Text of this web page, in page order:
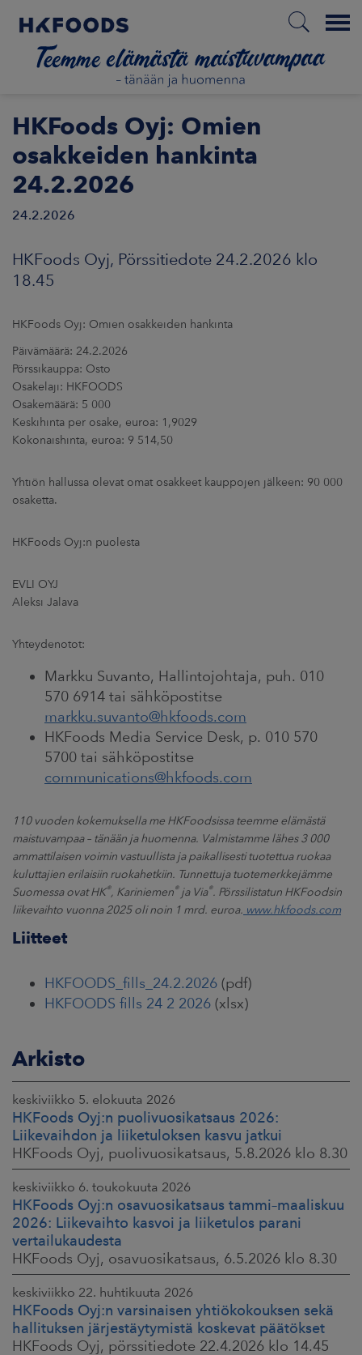
Menu
ETUSIVU
HKFoods Oyj: Omien
osakkeiden hankinta
24.2.2026
24.2.2026
HKFoods Oyj, Pörssitiedote 24.2.2026 klo
18.45
HKFoods Oyj: Omien osakkeiden hankinta
Päivämäärä: 24.2.2026
Pörssikauppa: Osto
Osakelaji: HKFOODS
Osakemäärä: 5 000
Keskihinta per osake, euroa: 1,9029
Kokonaishinta, euroa: 9 514,50
Yhtiön hallussa olevat omat osakkeet kauppojen jälkeen: 90 000
osaketta.
HKFoods Oyj:n puolesta
EVLI OYJ
Aleksi Jalava
Yhteydenotot:
Markku Suvanto, Hallintojohtaja, puh. 010
570 6914 tai sähköpostitse
markku.suvanto@hkfoods.com
HKFoods Media Service Desk, p. 010 570
5700 tai sähköpostitse
communications@hkfoods.com
110 vuoden kokemuksella me HKFoodsissa teemme elämästä
maistuvampaa– tänään ja huomenna. Valmistamme lähes 3 000
ammattilaisen voimin vastuullista ja paikallisesti tuotettua ruokaa
kuluttajien erilaisiin ruokahetkiin. Tunnettuja tuotemerkkejämme
Suomessa ovat HK®, Kariniemen®ja Via®. Pörssilistatun HKFoodsin
liikevaihto vuonna 2025 oli noin 1 mrd. euroa. www.hkfoods.com
Liitteet
HKFOODS_fills_24.2.2026 (pdf)
HKFOODS fills 24 2 2026 (xlsx)
Arkisto
keskiviikko 5. elokuuta 2026
HKFoods Oyj:n puolivuosikatsaus 2026:
Liikevaihdon ja liiketuloksen kasvu jatkui
HKFoods Oyj, puolivuosikatsaus, 5.8.2026 klo 8.30
keskiviikko 6. toukokuuta 2026
HKFoods Oyj:n osavuosikatsaus tammi–maaliskuu
2026: Liikevaihto kasvoi ja liiketulos parani
vertailukaudesta
HKFoods Oyj, osavuosikatsaus, 6.5.2026 klo 8.30
keskiviikko 22. huhtikuuta 2026
HKFoods Oyj:n varsinaisen yhtiökokouksen sekä
hallituksen järjestäytymistä koskevat päätökset
HKFoods Oyj, pörssitiedote 22.4.2026 klo 14.45